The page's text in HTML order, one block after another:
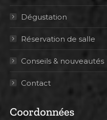
Dégustation
Réservation de salle
Conseils & nouveautés
Contact
Coordonnées